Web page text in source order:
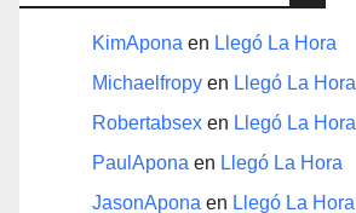
KimApona en Llegó La Hora
Michaelfropy en Llegó La Hora
Robertabsex en Llegó La Hora
PaulApona en Llegó La Hora
JasonApona en Llegó La Hora